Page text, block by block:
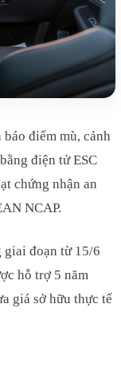
điểm mù, cảnh
điện tử ESC
chứng nhận an
NCAP.
giai đoạn từ 15/6
hỗ trợ 5 năm
giá sở hữu thực tế